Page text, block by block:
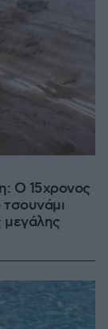
Ο 15χρονος
μεγάλης